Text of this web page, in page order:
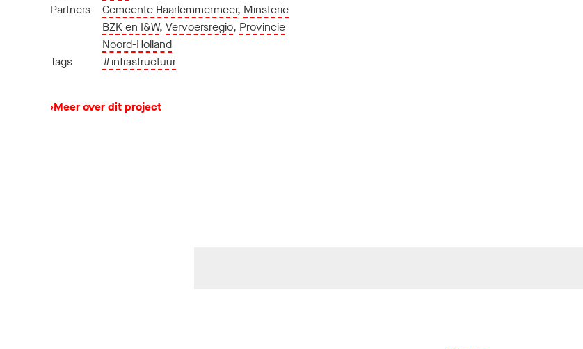
Partners
Gemeente Haarlemmermeer, Minsterie
BZK en I&W, Vervoersregio, Provincie
Noord-Holland
Tags
#infrastructuur
›Meer over dit project